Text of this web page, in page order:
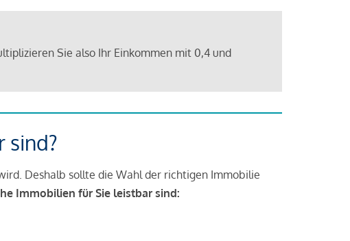
Sie also Ihr Einkommen mit 0,4 und
sind?
Deshalb sollte die Wahl der richtigen Immobilie
Immobilien für Sie leistbar sind: